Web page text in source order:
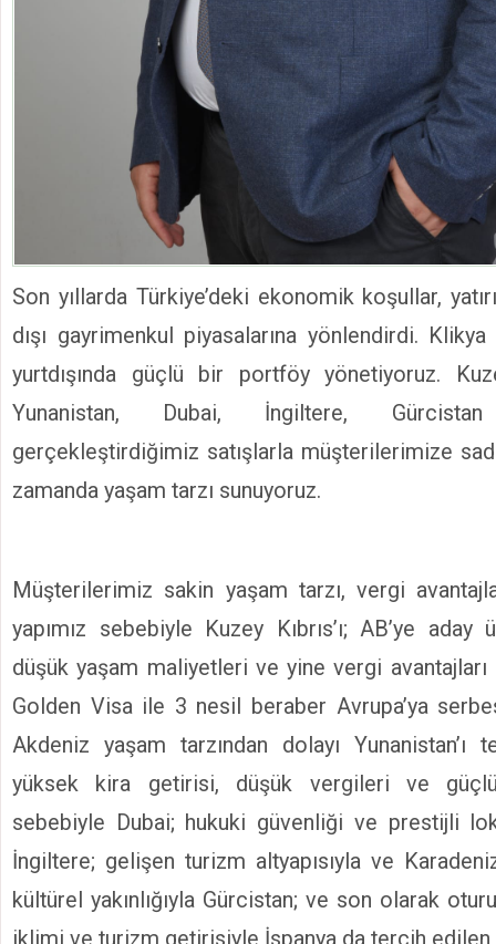
Son yıllarda Türkiye’deki ekonomik koşullar,
dışı gayrimenkul piyasalarına yönlendirdi.
yurtdışında güçlü bir portföy yönetiyoruz.
Yunanistan, Dubai, İngiltere,
gerçekleştirdiğimiz satışlarla müşterilerimize
zamanda yaşam tarzı sunuyoruz.
Müşterilerimiz sakin yaşam tarzı, vergi
yapımız sebebiyle Kuzey Kıbrıs’ı; AB’ye aday
düşük yaşam maliyetleri ve yine vergi avantajları
Golden Visa ile 3 nesil beraber Avrupa’ya
Akdeniz yaşam tarzından dolayı Yunanistan’ı
yüksek kira getirisi, düşük vergileri ve güçlü
sebebiyle Dubai; hukuki güvenliği ve prestijli
İngiltere; gelişen turizm altyapısıyla ve
kültürel yakınlığıyla Gürcistan; ve son olarak